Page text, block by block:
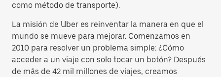
como método de transporte).
La misión de Uber es reinventar la manera en que el
mundo se mueve para mejorar. Comenzamos en
2010 para resolver un problema simple: ¿Cómo
acceder a un viaje con solo tocar un botón? Después
de más de 42 mil millones de viajes, creamos